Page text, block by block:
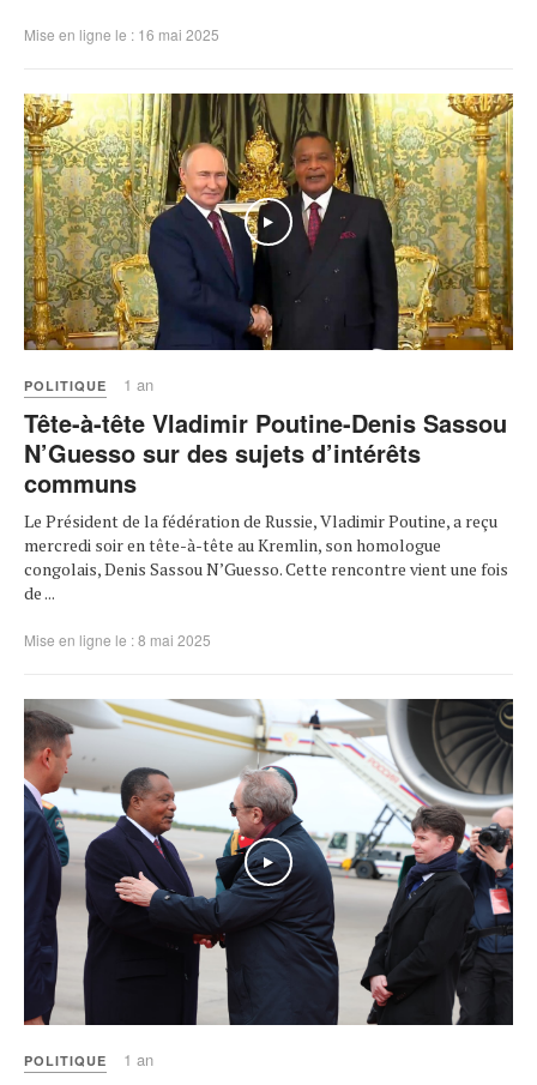
Mise en ligne le : 16 mai 2025
POLITIQUE 1 an
Tête-à-tête Vladimir Poutine-Denis Sassou
N’Guesso sur des sujets d’intérêts
communs
Le Président de la fédération de Russie, Vladimir Poutine, a reçu
mercredi soir en tête-à-tête au Kremlin, son homologue
congolais, Denis Sassou N’Guesso. Cette rencontre vient une fois
de ...
Mise en ligne le : 8 mai 2025
POLITIQUE 1 an